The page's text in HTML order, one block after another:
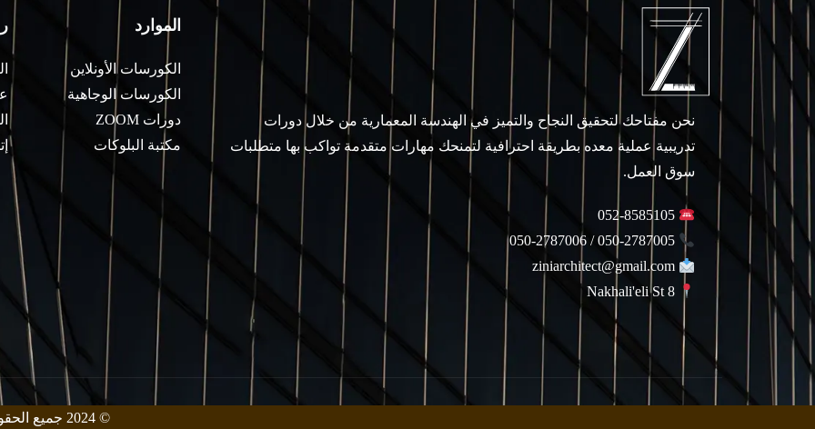
نحن مفتاحك لتحقيق النجاح والتميز في الهندسة المعمارية من خلال دورات
تدريبية عملية معده بطريقة احترافية لتمنحك مهارات متقدمة تواكب بها متطلبات
سوق العمل.
052-8585105
050-2787005 / 050-2787006
ziniarchitect@gmail.com
Nakhali'eli St 8
الموارد
الكورسات الأونلاين
الكورسات الوجاهية
دورات ZOOM
مكتبة البلوكات
© 2024 جميع الحقوق محفوظة من قبل معهد زيني للهندسة المعمارية